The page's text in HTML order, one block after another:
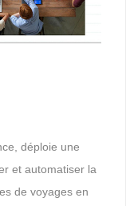
déploie une
et automatiser la
de voyages en